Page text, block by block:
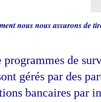
nous nous assurons de
programmes de
gérés par des
bancaires par